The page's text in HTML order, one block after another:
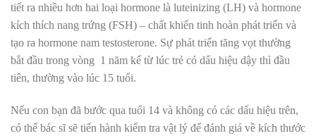
tiết ra nhiều hơn hai loại hormone là luteinizing (LH) và hormone
kích thích nang trứng (FSH) – chất khiến tinh hoàn phát triển và
tạo ra hormone nam testosterone. Sự phát triển tăng vọt thường
bắt đầu trong vòng 1 năm kể từ lúc trẻ có dấu hiệu dậy thì đầu
tiên, thường vào lúc 15 tuổi.
Nếu con bạn đã bước qua tuổi 14 và không có các dấu hiệu trên,
có thể bác sĩ sẽ tiến hành kiểm tra vật lý để đánh giá về kích thước